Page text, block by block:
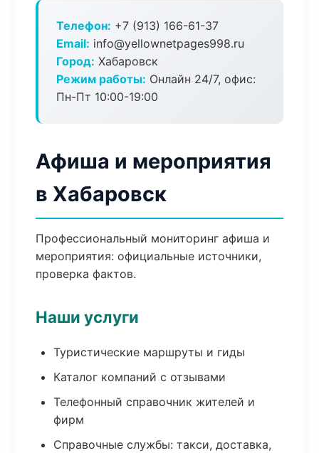
Телефон: +7 (913) 166-61-37
Email: info@yellownetpages998.ru
Город: Хабаровск
Режим работы: Онлайн 24/7, офис:
Пн-Пт 10:00-19:00
Афиша и мероприятия
в Хабаровск
Профессиональный мониторинг афиша и
мероприятия: официальные источники,
проверка фактов.
Наши услуги
Туристические маршруты и гиды
Каталог компаний с отзывами
Телефонный справочник жителей и
фирм
Справочные службы: такси, доставка,